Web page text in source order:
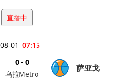
直播中
07:15
08-01
0 - 0
乌拉Metro
萨亚戈